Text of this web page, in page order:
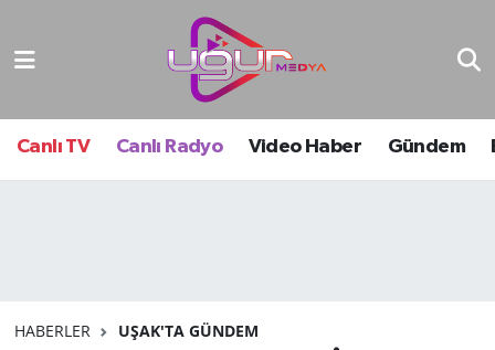
Canlı TV Canlı Radyo Video Haber Gündem
HABERLER UŞAK'TA GÜNDEM
Nöbetçi Eczaneler
Hava Durumu